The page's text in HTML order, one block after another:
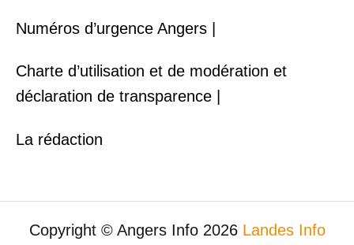
Numéros d’urgence Angers |
Charte d’utilisation et de modération et
déclaration de transparence |
La rédaction
Copyright © Angers Info 2026 Landes Info